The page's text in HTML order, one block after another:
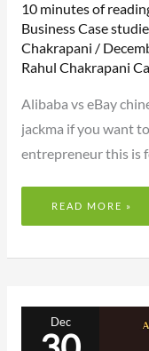
10 minutes of
Business Case
Chakrapani /
Rahul Chakrapani
Alibaba vs eBay
jackma if you want
entrepreneur this is
READ MORE »
Dec
HOW
TO
EDUCATE
INDIAN
RURAL